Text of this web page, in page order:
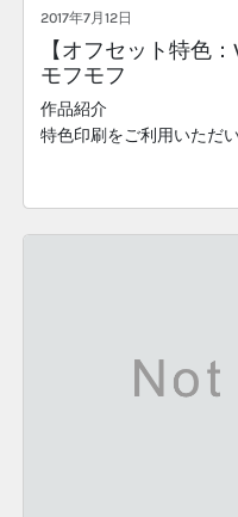
2017年7月12日
【オフセット特色
モフモフ
作品紹介
特色印刷をご利用いただ